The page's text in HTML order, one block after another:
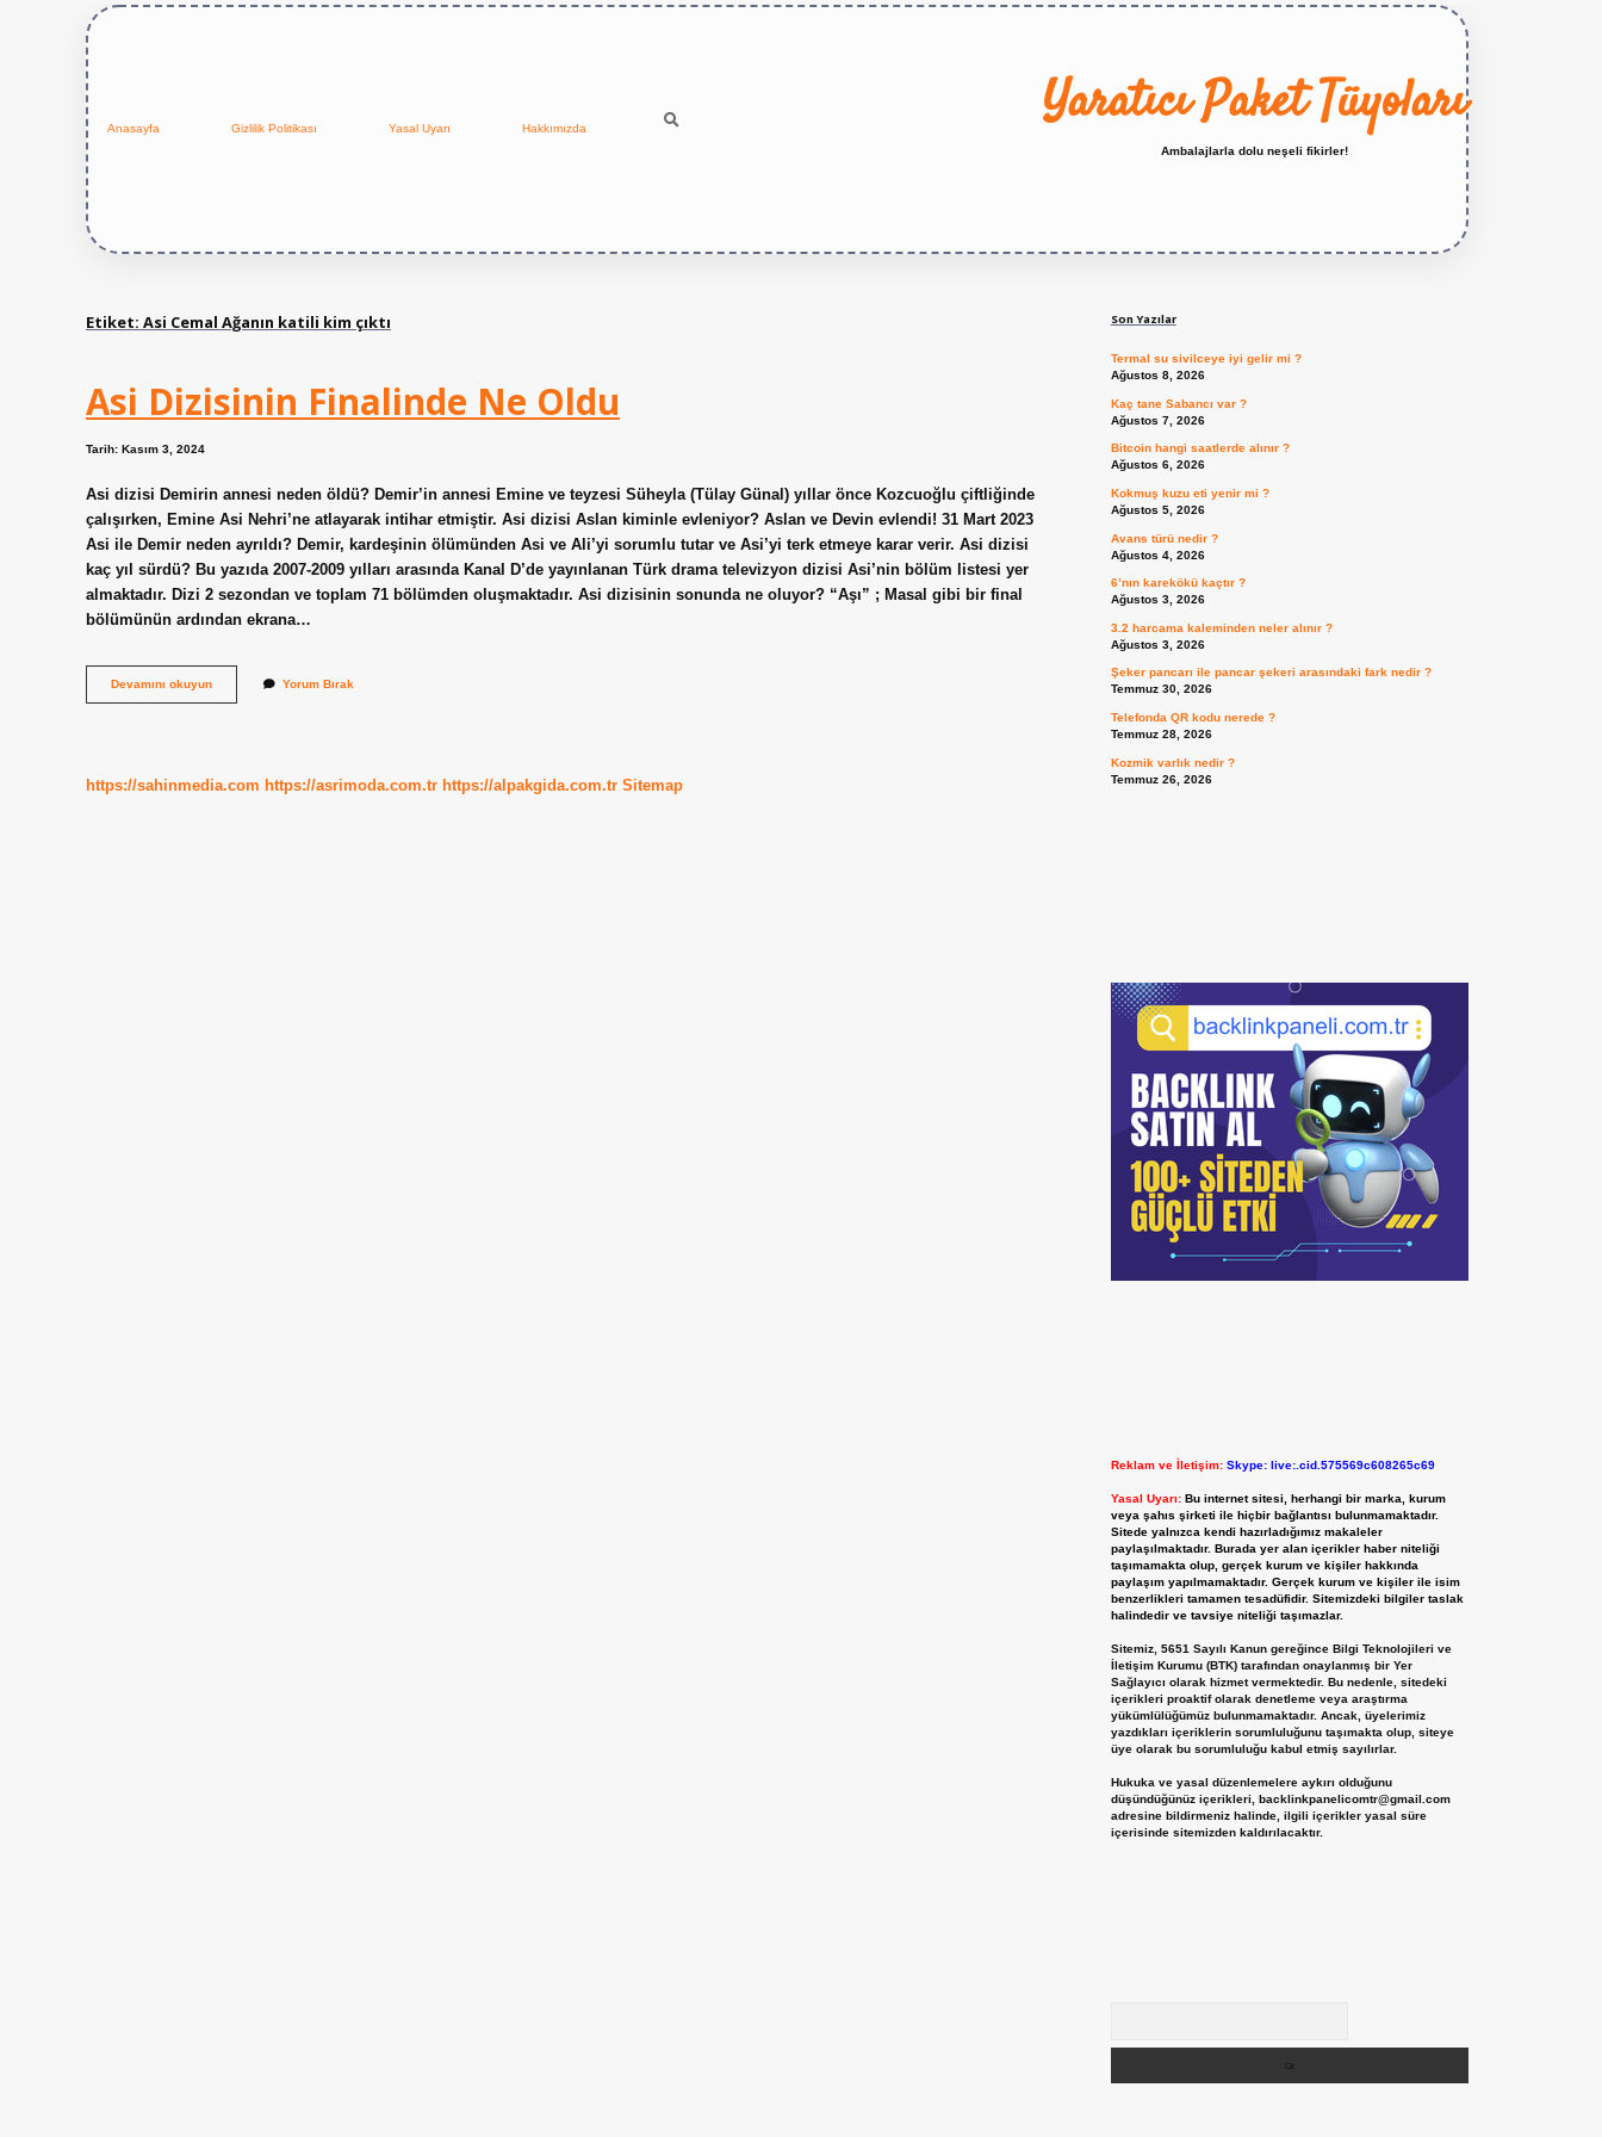
Anasayfa Gizlilik Politikası Yasal Uyarı Hakkımızda Yaratıcı Paket Tüyoları
Ambalajlarla dolu neşeli fikirler!
Etiket: Asi Cemal Ağanın katili kim çıktı
Asi Dizisinin Finalinde Ne Oldu
Tarih: Kasım 3, 2024
Asi dizisi Demirin annesi neden öldü? Demir’in annesi Emine ve teyzesi Süheyla (Tülay Günal) yıllar önce Kozcuoğlu çiftliğinde
çalışırken, Emine Asi Nehri’ne atlayarak intihar etmiştir. Asi dizisi Aslan kiminle evleniyor? Aslan ve Devin evlendi! 31 Mart 2023
Asi ile Demir neden ayrıldı? Demir, kardeşinin ölümünden Asi ve Ali’yi sorumlu tutar ve Asi’yi terk etmeye karar verir. Asi dizisi
kaç yıl sürdü? Bu yazıda 2007-2009 yılları arasında Kanal D’de yayınlanan Türk drama televizyon dizisi Asi’nin bölüm listesi yer
almaktadır. Dizi 2 sezondan ve toplam 71 bölümden oluşmaktadır. Asi dizisinin sonunda ne oluyor? “Aşı” ; Masal gibi bir final
bölümünün ardından ekrana…
Devamını okuyunAsi
Dizisinin
Yorum Bırak
https://sahinmedia.com https://asrimoda.com.tr https://alpakgida.com.tr Sitemap
Son Yazılar
Termal su sivilceye iyi gelir mi ?
Ağustos 8, 2026
Kaç tane Sabancı var ?
Ağustos 7, 2026
Bitcoin hangi saatlerde alınır ?
Ağustos 6, 2026
Kokmuş kuzu eti yenir mi ?
Ağustos 5, 2026
Avans türü nedir ?
Ağustos 4, 2026
6’nın karekökü kaçtır ?
Ağustos 3, 2026
3.2 harcama kaleminden neler alınır ?
Ağustos 3, 2026
Şeker pancarı ile pancar şekeri arasındaki fark nedir ?
Temmuz 30, 2026
Telefonda QR kodu nerede ?
Temmuz 28, 2026
Kozmik varlık nedir ?
Temmuz 26, 2026
Reklam ve İletişim: Skype: live:.cid.575569c608265c69
Yasal Uyarı: Bu internet sitesi, herhangi bir marka, kurum
veya şahıs şirketi ile hiçbir bağlantısı bulunmamaktadır.
Sitede yalnızca kendi hazırladığımız makaleler
paylaşılmaktadır. Burada yer alan içerikler haber niteliği
taşımamakta olup, gerçek kurum ve kişiler hakkında
paylaşım yapılmamaktadır. Gerçek kurum ve kişiler ile isim
benzerlikleri tamamen tesadüfidir. Sitemizdeki bilgiler taslak
halindedir ve tavsiye niteliği taşımazlar.
Sitemiz, 5651 Sayılı Kanun gereğince Bilgi Teknolojileri ve
İletişim Kurumu (BTK) tarafından onaylanmış bir Yer
Sağlayıcı olarak hizmet vermektedir. Bu nedenle, sitedeki
içerikleri proaktif olarak denetleme veya araştırma
yükümlülüğümüz bulunmamaktadır. Ancak, üyelerimiz
yazdıkları içeriklerin sorumluluğunu taşımakta olup, siteye
üye olarak bu sorumluluğu kabul etmiş sayılırlar.
Hukuka ve yasal düzenlemelere aykırı olduğunu
düşündüğünüz içerikleri, backlinkpanelicomtr@gmail.com
adresine bildirmeniz halinde, ilgili içerikler yasal süre
içerisinde sitemizden kaldırılacaktır.